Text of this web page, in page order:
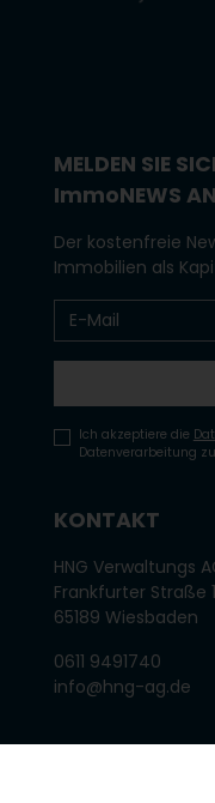
MELDEN SIE
ImmoNEWS AN
Der kostenfreie
Immobilien als
Ich akzeptiere die
Datenverarbeitung zu.
KONTAKT
HNG Verwaltungs
Frankfurter Straße
65189 Wiesbaden
0611 9491740
info@hng-ag.de